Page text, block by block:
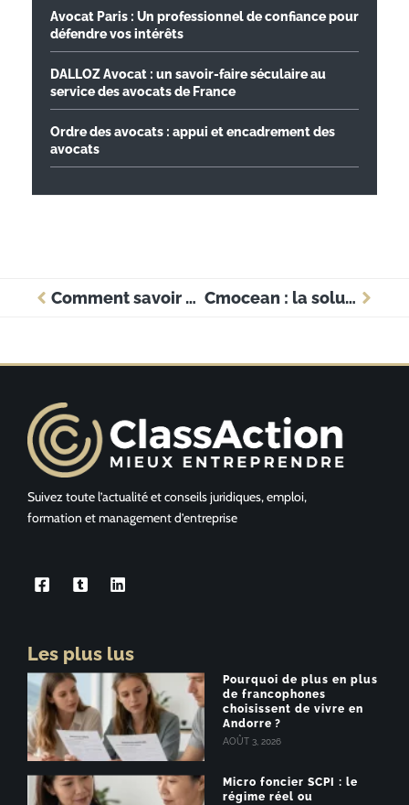
Avocat Paris : Un professionnel de confiance pour
défendre vos intérêts
DALLOZ Avocat : un savoir-faire séculaire au
service des avocats de France
Ordre des avocats : appui et encadrement des
avocats
Comment savoir si ma vitre teintée est légale ? Cmocean : la solution bancaire qui accompagne les entreprises locales
Suivez toute l’actualité et conseils juridiques, emploi,
formation et management d’entreprise
Les plus lus
Pourquoi de plus en plus
de francophones
choisissent de vivre en
Andorre ?
AOÛT 3, 2026
Micro foncier SCPI : le
régime réel ou